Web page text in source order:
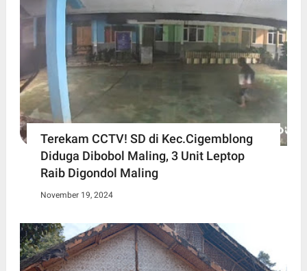
Terekam CCTV! SD di Kec.Cigemblong
Diduga Dibobol Maling, 3 Unit Leptop
Raib Digondol Maling
November 19, 2024